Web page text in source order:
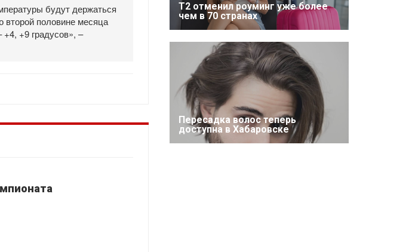
будут держаться
второй половине месяца
+9 градусов», –
Т2 отменил роуминг уже более
чем в 70 странах
Пересадка волос теперь
доступна в Хабаровске